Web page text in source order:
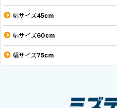
幅サイズ45cm
幅サイズ60cm
幅サイズ75cm